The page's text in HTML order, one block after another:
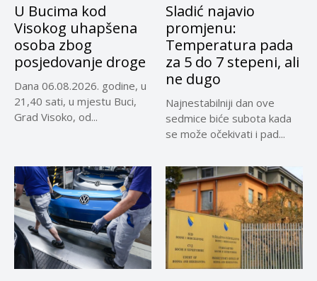
U Bucima kod
Visokog uhapšena
osoba zbog
posjedovanje droge
Dana 06.08.2026. godine, u
21,40 sati, u mjestu Buci,
Grad Visoko, od...
Sladić najavio
promjenu:
Temperatura pada
za 5 do 7 stepeni, ali
ne dugo
Najnestabilniji dan ove
sedmice biće subota kada
se može očekivati i pad...